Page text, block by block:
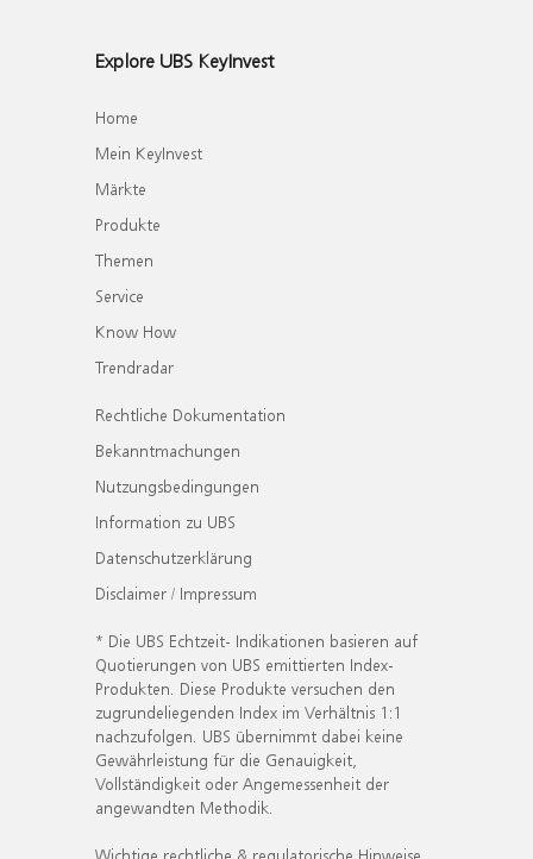
Explore UBS KeyInvest
Home
Mein KeyInvest
Märkte
Produkte
Themen
Service
Know How
Trendradar
Rechtliche Dokumentation
Bekanntmachungen
Nutzungsbedingungen
Information zu UBS
Datenschutzerklärung
Disclaimer / Impressum
* Die UBS Echtzeit- Indikationen basieren auf
Quotierungen von UBS emittierten Index-
Produkten. Diese Produkte versuchen den
zugrundeliegenden Index im Verhältnis 1:1
nachzufolgen. UBS übernimmt dabei keine
Gewährleistung für die Genauigkeit,
Vollständigkeit oder Angemessenheit der
angewandten Methodik.